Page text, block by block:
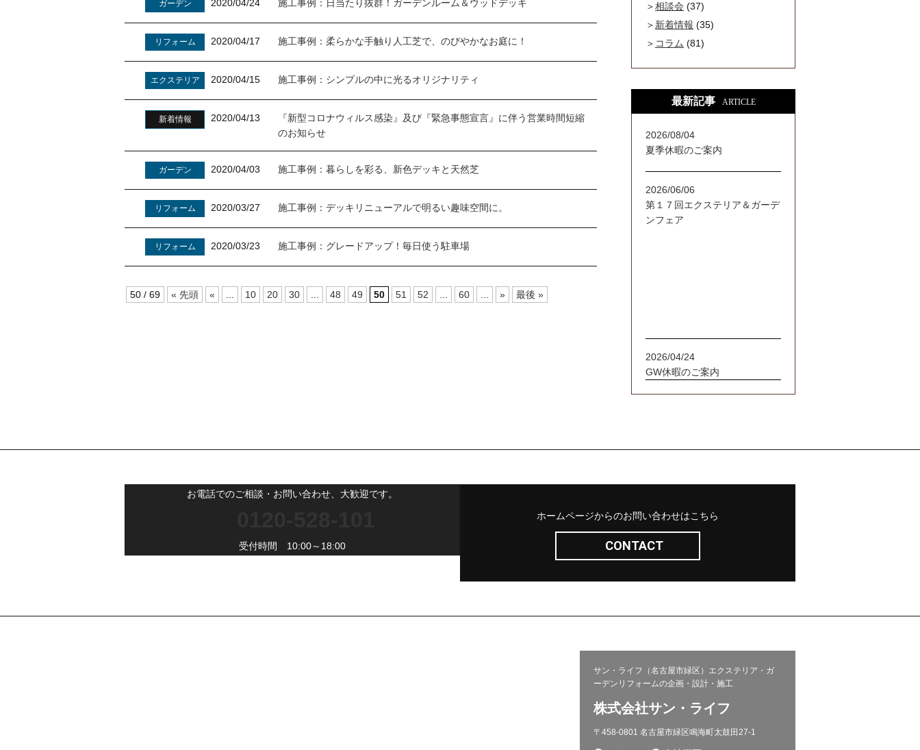
ガーデン 2020/04/24 施工事例：日当たり抜群！ガーデンルーム＆ウッドデッキ
リフォーム 2020/04/17 施工事例：柔らかな手触り人工芝で、のびやかなお庭に！
エクステリア 2020/04/15 施工事例：シンプルの中に光るオリジナリティ
新着情報 2020/04/13
『新型コロナウィルス感染』及び『緊急事態宣言』に伴う営業時間短縮
のお知らせ
ガーデン 2020/04/03 施工事例：暮らしを彩る、新色デッキと天然芝
リフォーム 2020/03/27 施工事例：デッキリニューアルで明るい趣味空間に。
リフォーム 2020/03/23 施工事例：グレードアップ！毎日使う駐車場
50 / 69 « 先頭 « 10 20 30 48 49 50 51 52 60 » 最後 »
相談会 (37)
新着情報 (35)
コラム (81)
最新記事 ARTICLE
2026/08/04
夏季休暇のご案内
2026/06/06
第１７回エクステリア＆ガーデ
ンフェア
2026/04/24
GW休暇のご案内
お電話でのご相談・お問い合わせ、大歓迎です。
受付時間 10:00～18:00
ホームページからのお問い合わせはこちら
CONTACT
サン・ライフ（名古屋市緑区）エクステリア・ガ
ーデンリフォームの企画・設計・施工
株式会社サン・ライフ
〒458-0801 名古屋市緑区鳴海町太鼓田27-1